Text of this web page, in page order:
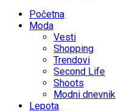
Početna
Moda
Vesti
Shopping
Trendovi
Second Life
Shoots
Modni dnevnik
Lepota